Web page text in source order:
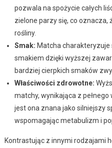
pozwala na spożycie całych
zielone parzy się, co oznacza,
rośliny.
Smak: Matcha
smakiem dzięki wyższej
bardziej cierpkich smaków
Właściwości zdrowotne:
matchy, wynikająca z
jest ona znana jako silniejszy
wspomagając metabulizm i
Kontrastując z innymi rodzajami